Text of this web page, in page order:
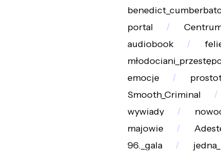
portal
audiobook
emocje
Smooth_Criminal
wywiady
majowie
96._gala